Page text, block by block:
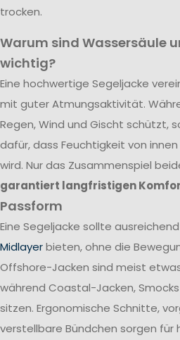
trocken.
Warum sind Wassersäule
wichtig?
Eine hochwertige Segeljacke
mit guter Atmungsaktivität.
Regen, Wind und Gischt schützt,
dafür, dass Feuchtigkeit von
wird. Nur das Zusammenspiel
garantiert langfristigen
Passform
Eine Segeljacke sollte
Midlayerbieten, ohne die
Offshore-Jacken sind meist
während Coastal-Jacken,
sitzen. Ergonomische Schnitte,
verstellbare Bündchen sorgen